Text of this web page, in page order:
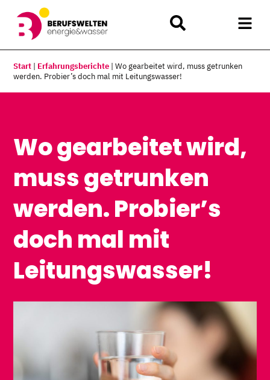
Start | Erfahrungsberichte |Wo gearbeitet wird, muss getrunken
werden. Probier’s doch mal mit Leitungswasser!
Wo gearbeitet wird,
muss getrunken
werden. Probier’s
doch mal mit
Leitungswasser!